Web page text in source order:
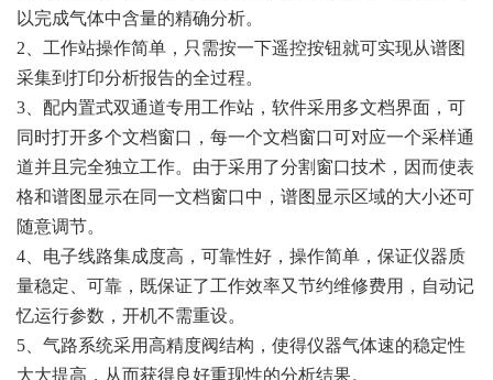
以完成气体中含量的精确分析。
2、工作站操作简单，只需按一下遥控按钮就可实现从谱图
采集到打印分析报告的全过程。
3、配内置式双通道专用工作站，软件采用多文档界面，可
同时打开多个文档窗口，每一个文档窗口可对应一个采样通
道并且完全独立工作。由于采用了分割窗口技术，因而使表
格和谱图显示在同一文档窗口中，谱图显示区域的大小还可
随意调节。
4、电子线路集成度高，可靠性好，操作简单，保证仪器质
量稳定、可靠，既保证了工作效率又节约维修费用，自动记
忆运行参数，开机不需重设。
5、气路系统采用高精度阀结构，使得仪器气体速的稳定性
大大提高，从而获得良好重现性的分析结果。